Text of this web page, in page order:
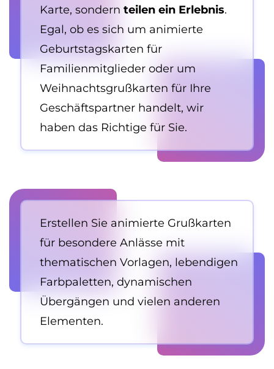
Karte, sondern teilen ein Erlebnis.
Egal, ob es sich um animierte
Geburtstagskarten für
Familienmitglieder oder um
Weihnachtsgrußkarten für Ihre
Geschäftspartner handelt, wir
haben das Richtige für Sie.
Erstellen Sie animierte Grußkarten
für besondere Anlässe mit
thematischen Vorlagen, lebendigen
Farbpaletten, dynamischen
Übergängen und vielen anderen
Elementen.